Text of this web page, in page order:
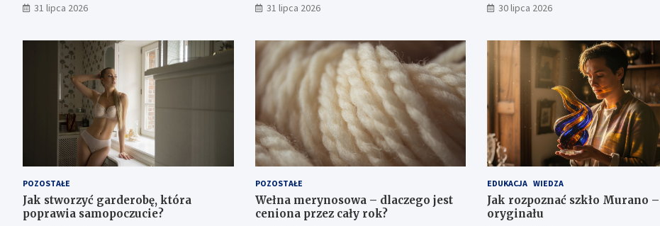
31 lipca 2026 31 lipca 2026 30 lipca 2026
POZOSTAŁE
Jak stworzyć garderobę, która
poprawia samopoczucie?
POZOSTAŁE
Wełna merynosowa – dlaczego jest
ceniona przez cały rok?
EDUKACJA WIEDZA
Jak rozpoznać szkło Murano
oryginału